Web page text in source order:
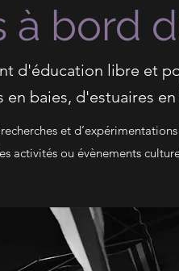
à bord
d'éducation libre et
baies, d'estuaires
et
activités ou évènements